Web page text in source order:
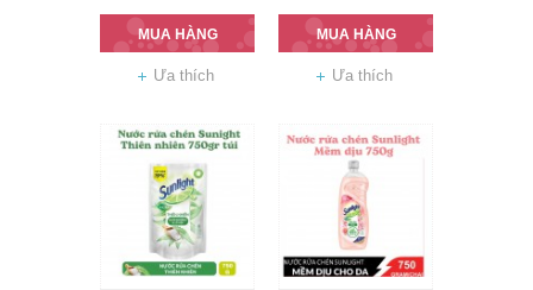
MUA HÀNG
Ưa thích
MUA HÀNG
Ưa thích